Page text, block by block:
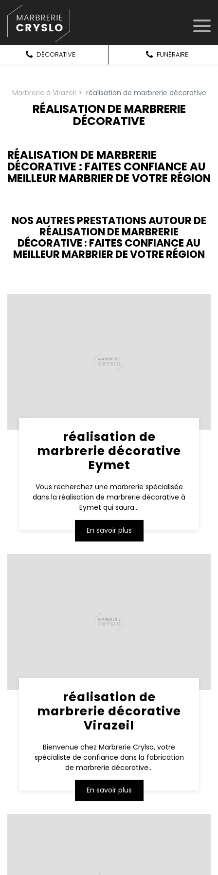
FUNÉRAIRE
DÉCORATIVE
Marbrerie à Virazeil réalisation de marbrerie décorative
RÉALISATION DE MARBRERIE
DÉCORATIVE
RÉALISATION DE MARBRERIE
DÉCORATIVE : FAITES CONFIANCE AU
MEILLEUR MARBRIER DE VOTRE RÉGION
NOS AUTRES PRESTATIONS AUTOUR DE
RÉALISATION DE MARBRERIE
DÉCORATIVE : FAITES CONFIANCE AU
MEILLEUR MARBRIER DE VOTRE RÉGION
réalisation de
marbrerie décorative
Eymet
Vous recherchez une marbrerie spécialisée
dans la réalisation de marbrerie décorative à
Eymet qui saura...
En savoir plus
réalisation de
marbrerie décorative
Virazeil
Bienvenue chez Marbrerie Crylso, votre
spécialiste de confiance dans la fabrication
de marbrerie décorative...
En savoir plus
Panneau de gestion des cookies